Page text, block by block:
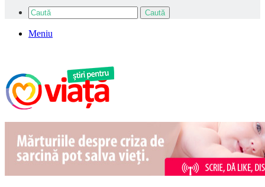
Caută
Meniu